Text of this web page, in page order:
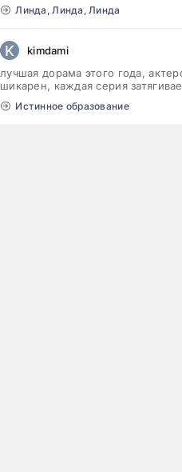
Линда, Линда, Линда
K kimdami
лучшая дорама этого года,
шикарен, каждая серия
Истинное образование